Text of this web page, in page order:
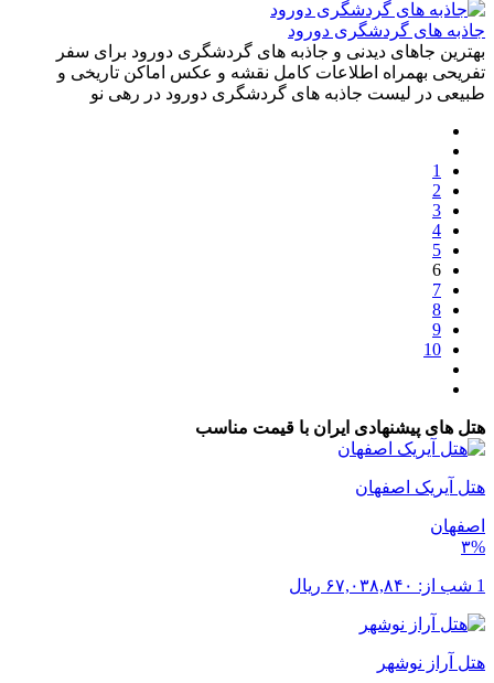
جاذبه های گردشگری دورود
بهترین جاهای دیدنی و جاذبه های گردشگری دورود برای سفر
تفریحی بهمراه اطلاعات کامل نقشه و عکس اماکن تاریخی و
طبیعی در لیست جاذبه های گردشگری دورود در رهی نو
1
2
3
4
5
6
7
8
9
10
هتل های پیشنهادی ایران با قیمت مناسب
هتل آیریک اصفهان
اصفهان
۳%
1 شب از: ۶۷,۰۳۸,۸۴۰ ریال
هتل آراز نوشهر